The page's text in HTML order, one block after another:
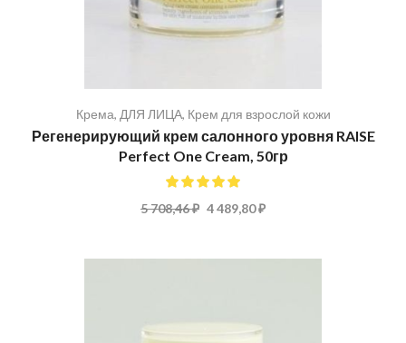
Крема, ДЛЯ ЛИЦА, Крем для взрослой кожи
Регенерирующий крем салонного уровня RAISE
Perfect One Cream, 50гр
5 708,46 ₽ 4 489,80 ₽